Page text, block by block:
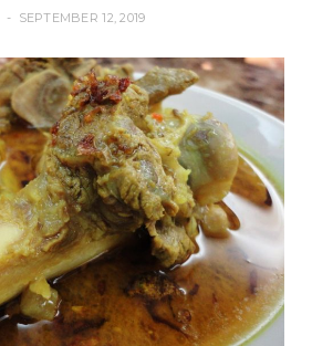
SEPTEMBER 12, 2019